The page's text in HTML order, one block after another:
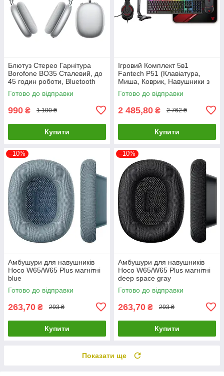
Блютуз Стерео Гарнітура
Borofone BO35 Сталевий, до
45 годин роботи, Bluetooth
5.4, Type-C, AUX
Готово до відправки
990 ₴ 1 100 ₴
Купити
Ігровий Комплект 5в1
Fantech P51 (Клавіатура,
Миша, Коврик, Навушники з
підставкою) Колір Чорний,
Оптичний сенсор, RGB
Готово до відправки
2 485,80 ₴ 2 762 ₴
Купити
–10%
Амбушури для навушників
Hoco W65/W65 Plus магнітні
blue
Готово до відправки
263,70 ₴ 293 ₴
Купити
–10%
Амбушури для навушників
Hoco W65/W65 Plus магнітні
deep space gray
Готово до відправки
263,70 ₴ 293 ₴
Купити
Показати ще